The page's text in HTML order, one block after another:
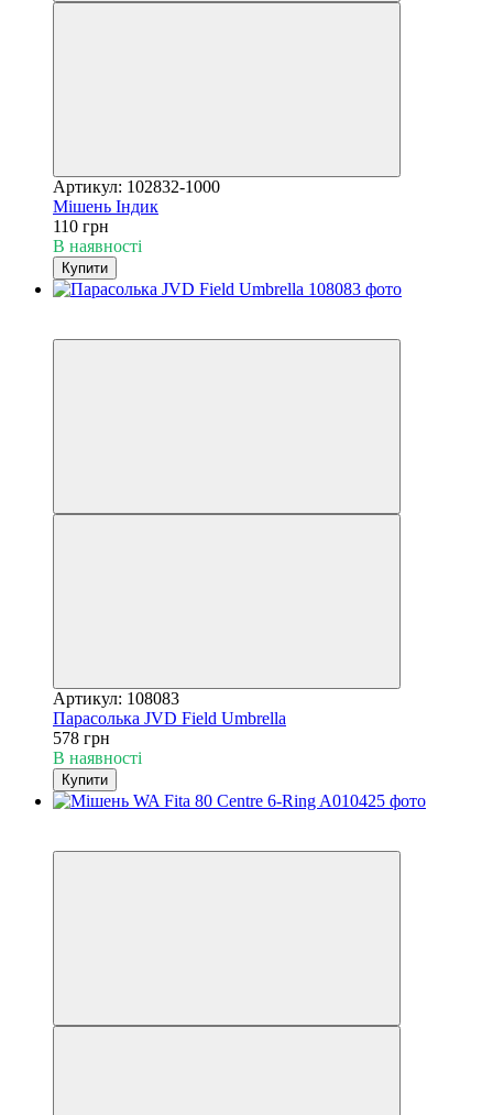
Артикул: 102832-1000
Мішень Індик
110 грн
В наявності
Купити
Артикул: 108083
Парасолька JVD Field Umbrella
578 грн
В наявності
Купити